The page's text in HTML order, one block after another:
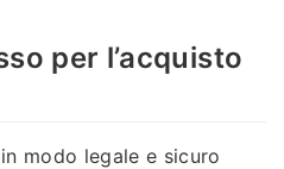
per l’acquisto
modo legale e sicuro